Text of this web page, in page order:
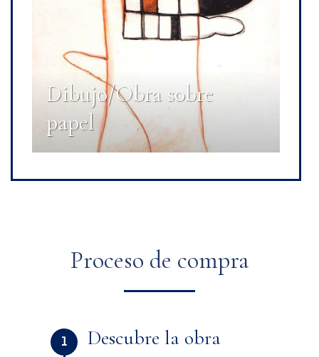
Dibujo/Obra sobre
papel
Proceso de compra
1 Descubre la obra